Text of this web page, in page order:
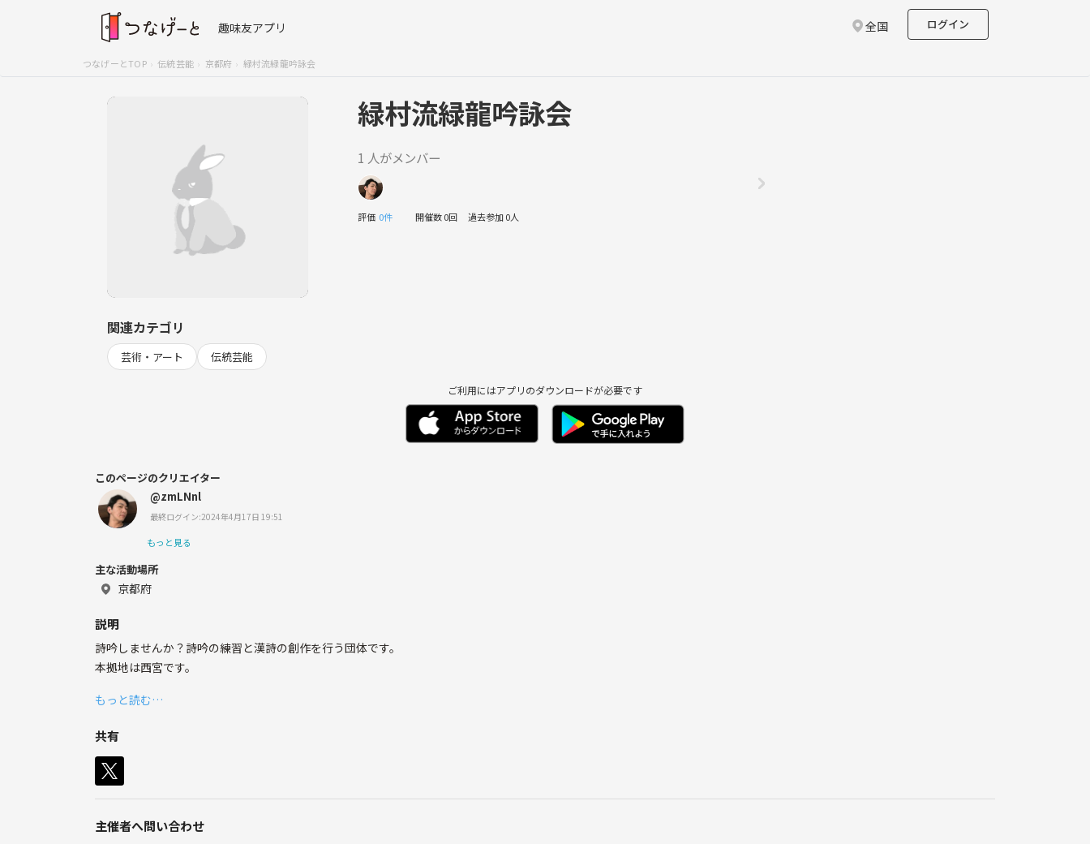
趣味友アプリ 全国 ログイン
つなげーとTOP 伝統芸能 京都府 緑村流緑龍吟詠会
緑村流緑龍吟詠会
1 人がメンバー
評価 0件 開催数 0回 過去参加 0人
関連カテゴリ
芸術・アート 伝統芸能
ご利用にはアプリのダウンロードが必要です
このページのクリエイター
@zmLNnl
最終ログイン:2024年4月17日 19:51
もっと見る
主な活動場所
京都府
説明
詩吟しませんか？詩吟の練習と漢詩の創作を行う団体です。
本拠地は西宮です。
もっと読む…
共有
主催者へ問い合わせ